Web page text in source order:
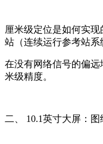
厘米级定位是如何实现
站（连续运行参考站系
在没有网络信号的偏
米级精度。
二、 10.1英寸大屏：